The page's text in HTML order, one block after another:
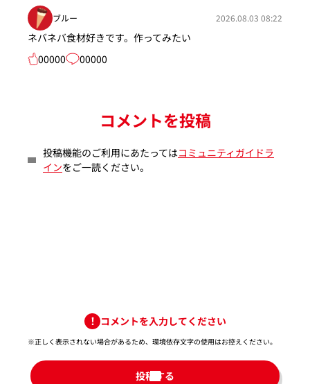
ブルー 2026.08.03 08:22
ネバネバ食材好きです。作ってみたい
00000
00000
コメントを投稿
投稿機能のご利用にあたってはコミュニティガイドラ
インをご一読ください。
コメントを入力してください
※正しく表示されない場合があるため、環境依存文字の使用はお控えください。​
投稿する